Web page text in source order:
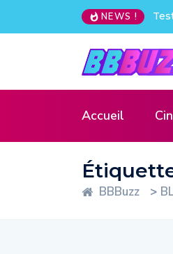
NEWS !
Accueil
BBBuzz >